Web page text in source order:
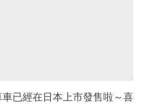
已經在日本上市發售啦～喜